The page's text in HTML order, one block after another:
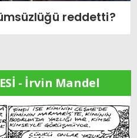
reddetti?
- İrvin Mandel